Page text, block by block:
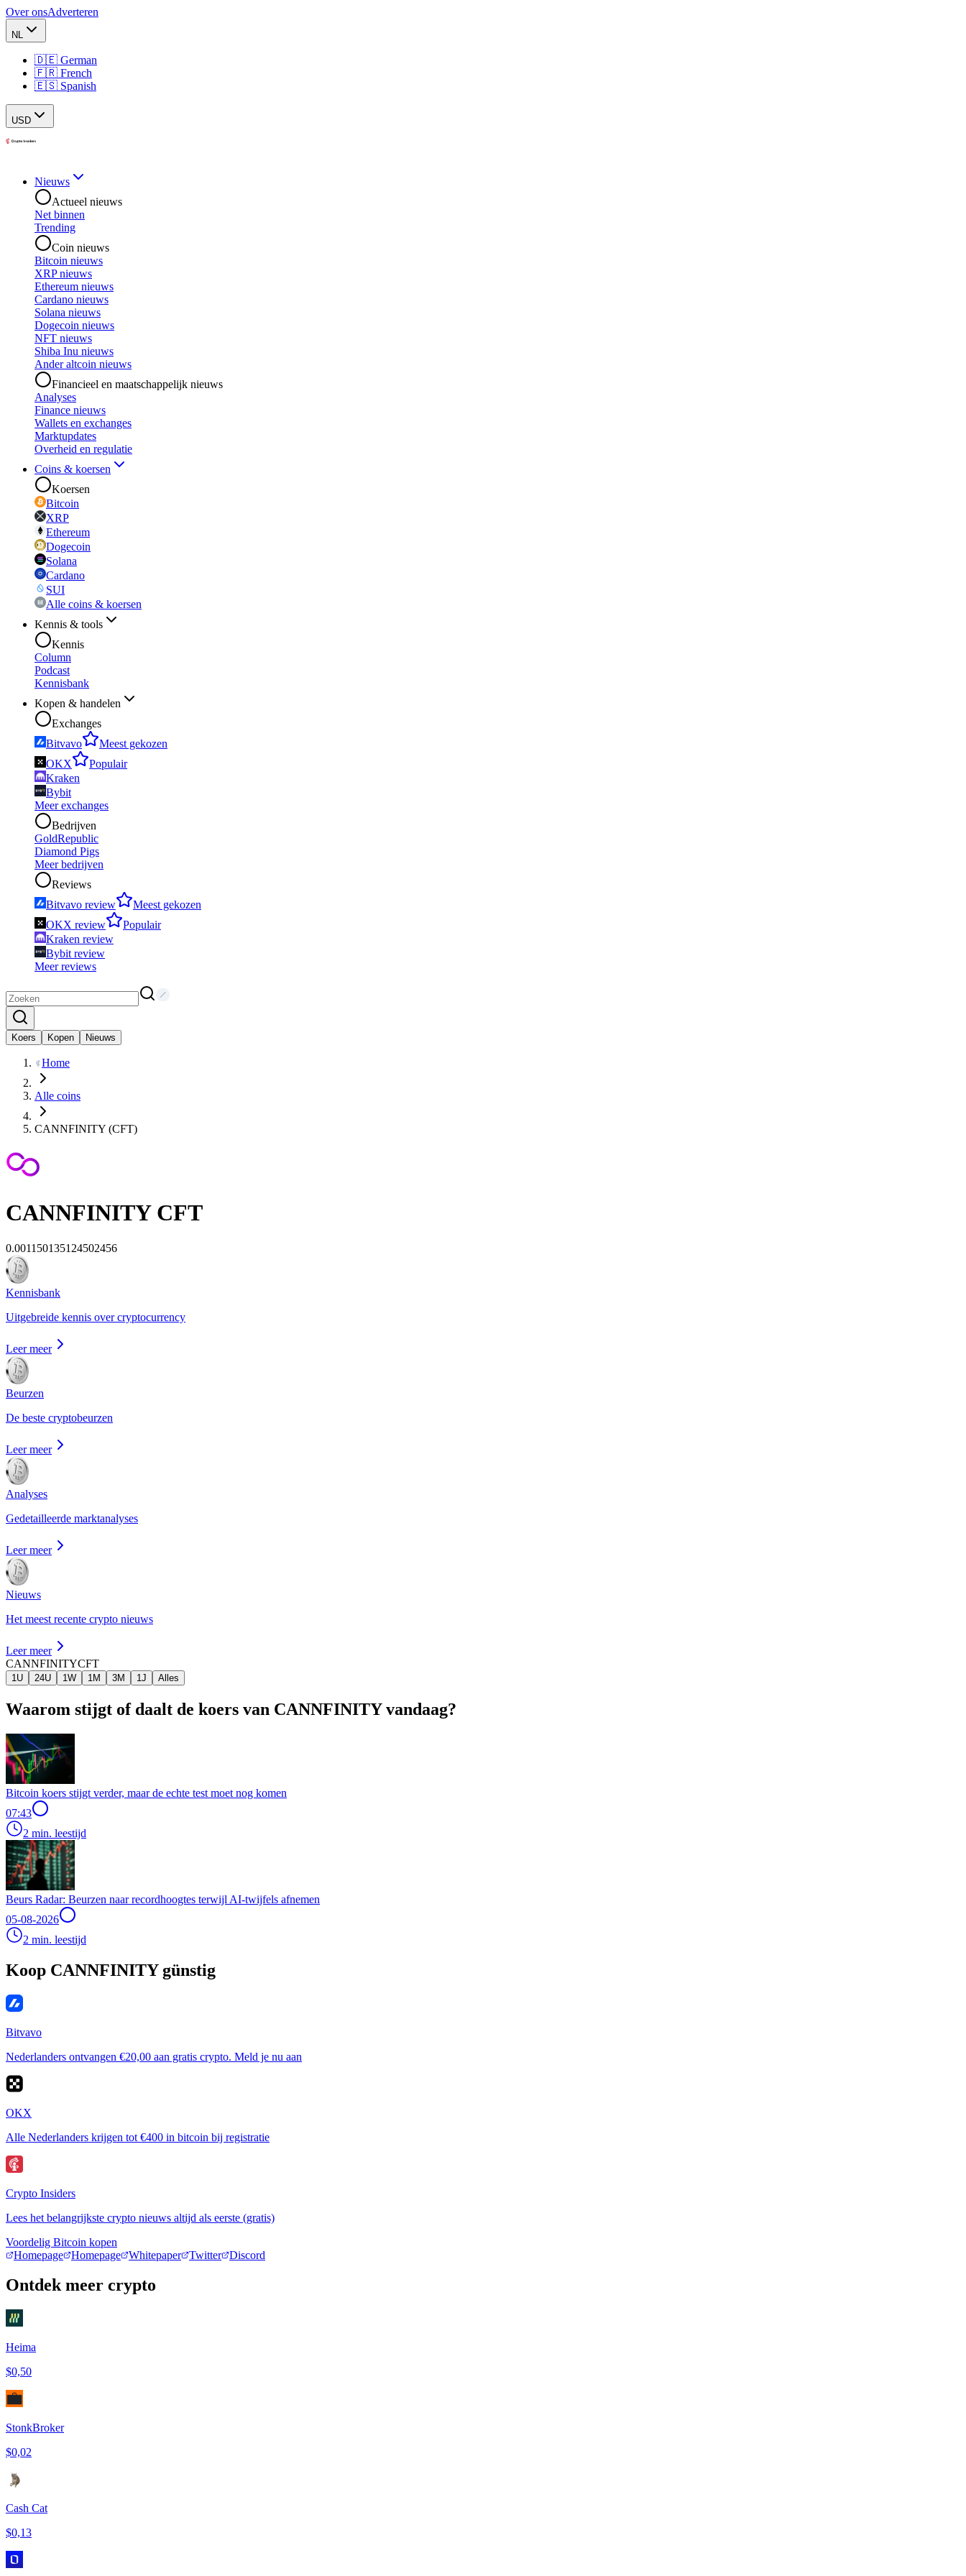
Over onsAdverteren
NL
🇩🇪 German
🇫🇷 French
🇪🇸 Spanish
USD
Nieuws
Actueel nieuws
Net binnen
Trending
Coin nieuws
Bitcoin nieuws
XRP nieuws
Ethereum nieuws
Cardano nieuws
Solana nieuws
Dogecoin nieuws
NFT nieuws
Shiba Inu nieuws
Ander altcoin nieuws
Financieel en maatschappelijk nieuws
Analyses
Finance nieuws
Wallets en exchanges
Marktupdates
Overheid en regulatie
Coins & koersen
Koersen
Bitcoin
XRP
Ethereum
Dogecoin
Solana
Cardano
SUI
Alle coins & koersen
Kennis & tools
Kennis
Column
Podcast
Kennisbank
Kopen & handelen
Exchanges
Bitvavo
Meest gekozen
OKX
Populair
Kraken
Bybit
Meer exchanges
Bedrijven
GoldRepublic
Diamond Pigs
Meer bedrijven
Reviews
Bitvavo review
Meest gekozen
OKX review
Populair
Kraken review
Bybit review
Meer reviews
Koers Kopen Nieuws
Home
Alle coins
CANNFINITY (CFT)
CANNFINITY CFT
0.001150135124502456
Kennisbank
Uitgebreide kennis over cryptocurrency
Leer meer
Beurzen
De beste cryptobeurzen
Leer meer
Analyses
Gedetailleerde marktanalyses
Leer meer
Nieuws
Het meest recente crypto nieuws
Leer meer
CANNFINITYCFT
1U 24U 1W 1M 3M 1J Alles
Waarom stijgt of daalt de koers van CANNFINITY vandaag?
Bitcoin koers stijgt verder, maar de echte test moet nog komen
07:43
2 min. leestijd
Beurs Radar: Beurzen naar recordhoogtes terwijl AI-twijfels afnemen
05-08-2026
2 min. leestijd
Koop CANNFINITY günstig
Bitvavo
Nederlanders ontvangen €20,00 aan gratis crypto. Meld je nu aan
OKX
Alle Nederlanders krijgen tot €400 in bitcoin bij registratie
Crypto Insiders
Lees het belangrijkste crypto nieuws altijd als eerste (gratis)
Voordelig Bitcoin kopen
Homepage
Homepage Whitepaper Twitter Discord
Ontdek meer crypto
Heima
$0,50
StonkBroker
$0,02
Cash Cat
$0,13